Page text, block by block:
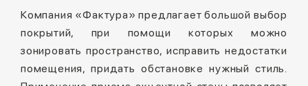
Компания «Фактура» предлагает большой выбор
покрытий, при помощи которых можно
зонировать пространство, исправить недостатки
помещения, придать обстановке нужный стиль.